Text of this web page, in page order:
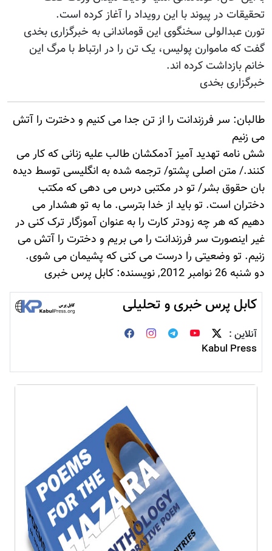
تحقیقات در پیوند با این رویداد را آغاز کرده است.
تورن عبدالولی سخنگوی این قوماندانی به خبرگزاری بخدی
گفت که ماموارن پولیس، یک تن را در ارتباط با مرگ این
خانم بازداشت کرده اند.
خبرگزاری بخدی
طالبان: سر فرزندانت را از تن جدا می کنیم و دخترت را آتش
می زنیم
شش نامه تهدید آمیز آدمکشان طالب علیه زنانی که کار می
کنند./ متن اصلی پشتو/ ترجمه شده به انگلیسی توسط دیده
بان حقوق بشر/ تو در مکتبی درس می دهی که مکتب
دختران است. تو باید از خدا بترسی. ما به تو هشدار می
دهیم که هر چه زودتر کارت را به عنوان آموزگار ترک کنی در
غیر اینصورت سر فرزندانت را می بریم و دخترت را آتش می
زنیم. تو وضعیتی را درست می کنی که پشیمان می شوی.
دو شنبه 26 نوامبر 2012, نویسنده: کابل پرس خبری
کابل پرس خبری و تحلیلی
آنلاین :
Kabul Press